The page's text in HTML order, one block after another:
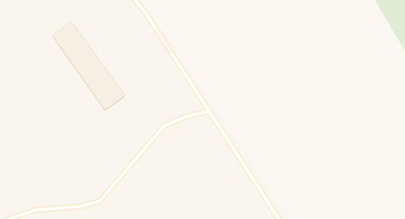
pur senza realizzarlo nella sua essenza.
discendente diretta della famiglia Sardi, ha deciso
per realizzare quel sogno per troppo tempo
prendere il nome del capostipite e patron di questa
il nome dei fratelli di Grandolfi.